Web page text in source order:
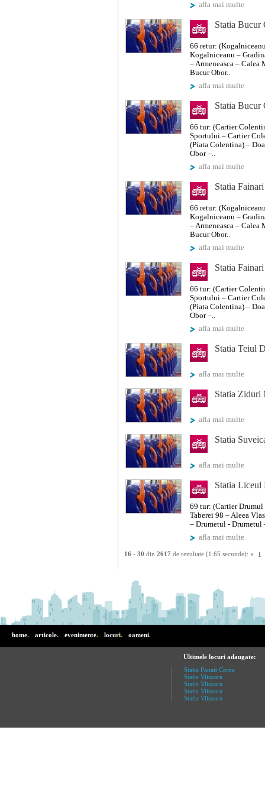
afla mai multe
Statia Bucur
66 retur:
Kogalniceanu –
– Armeneasca –
Bucur Obor..
afla mai multe
Statia Bucur
66 tur: (Cartier
Sportului – Cartier
(Piata Colentina) –
Obor –..
afla mai multe
Statia Fainari
66 retur:
Kogalniceanu –
– Armeneasca –
Bucur Obor..
afla mai multe
Statia Fainari
66 tur: (Cartier
Sportului – Cartier
(Piata Colentina) –
Obor –..
afla mai multe
Statia Teiul
afla mai multe
Statia Ziduri
afla mai multe
Statia
afla mai multe
Statia Liceul
69 tur: (Cartier Drumul
Taberei 98 – Aleea
– Drumetul - Drumetul
afla mai multe
16 - 30 din 2617 de rezultate (1.65 secunde): « 1
home. articole. evenimente. locuri. oameni.
Ultimele locuri adaugate:
Statia Panait Cerna
Statia Viisoara
Statia Viisoara
Statia Viisoara
Statia Viisoara